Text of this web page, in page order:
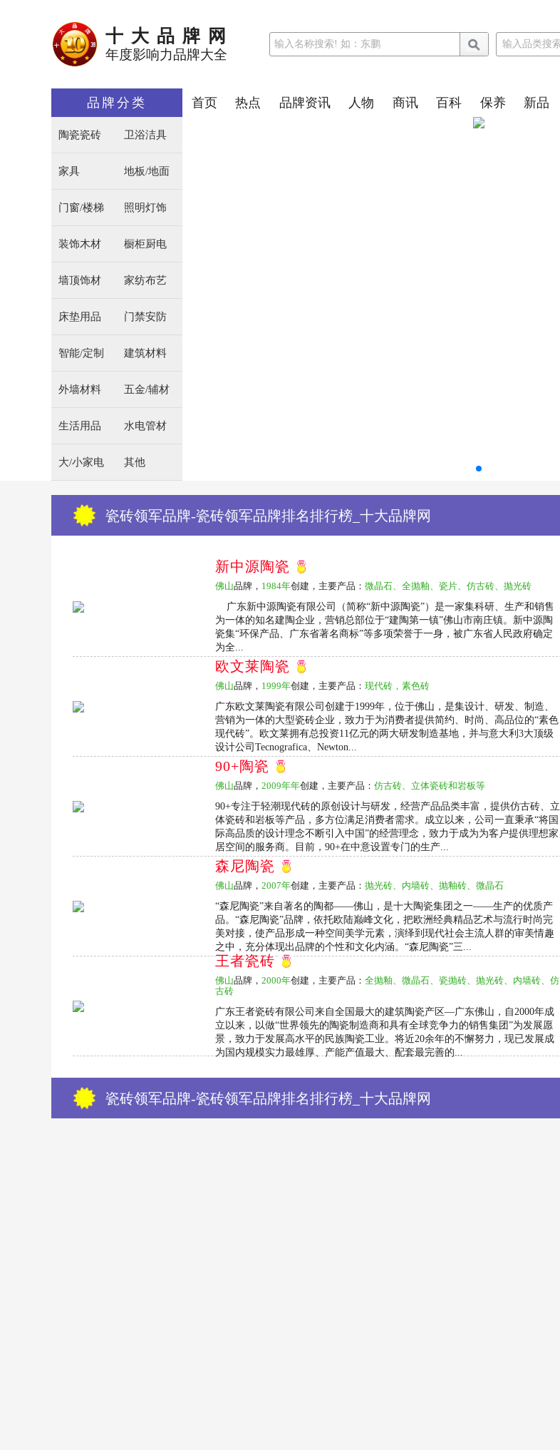
十大品牌网
年度影响力品牌大全
品牌分类
陶瓷瓷砖 卫浴洁具
家具 地板/地面
门窗/楼梯 照明灯饰
装饰木材 橱柜厨电
墙顶饰材 家纺布艺
床垫用品 门禁安防
智能/定制 建筑材料
外墙材料 五金/辅材
生活用品 水电管材
大/小家电 其他
首页 热点 品牌资讯 人物 商讯 百科 保养 新品
瓷砖领军品牌-瓷砖领军品牌排名排行榜_十大品牌网
新中源陶瓷
佛山品牌， 1984年创建，主要产品： 微晶石、全抛釉、瓷片、仿古砖、抛光砖
广东新中源陶瓷有限公司（简称“新中源陶瓷”）是一家集科研、生产和销售
为一体的知名建陶企业，营销总部位于“建陶第一镇”佛山市南庄镇。新中源陶
瓷集“环保产品、广东省著名商标”等多项荣誉于一身，被广东省人民政府确定
为全...
欧文莱陶瓷
佛山品牌， 1999年创建，主要产品： 现代砖，素色砖
广东欧文莱陶瓷有限公司创建于1999年，位于佛山，是集设计、研发、制造、
营销为一体的大型瓷砖企业，致力于为消费者提供简约、时尚、高品位的“素色
现代砖”。欧文莱拥有总投资11亿元的两大研发制造基地，并与意大利3大顶级
设计公司Tecnografica、Newton...
90+陶瓷
佛山品牌， 2009年年创建，主要产品： 仿古砖、立体瓷砖和岩板等
90+专注于轻潮现代砖的原创设计与研发，经营产品品类丰富，提供仿古砖、立
体瓷砖和岩板等产品，多方位满足消费者需求。成立以来，公司一直秉承“将国
际高品质的设计理念不断引入中国”的经营理念，致力于成为为客户提供理想家
居空间的服务商。目前，90+在中意设置专门的生产...
森尼陶瓷
佛山品牌， 2007年创建，主要产品： 抛光砖、内墙砖、抛釉砖、微晶石
“森尼陶瓷”来自著名的陶都——佛山，是十大陶瓷集团之一——生产的优质产
品。“森尼陶瓷”品牌，依托欧陆巅峰文化，把欧洲经典精品艺术与流行时尚完
美对接，使产品形成一种空间美学元素，演绎到现代社会主流人群的审美情趣
之中，充分体现出品牌的个性和文化内涵。“森尼陶瓷”三...
王者瓷砖
佛山品牌， 2000年创建，主要产品： 全抛釉、微晶石、瓷抛砖、抛光砖、内墙砖、仿
古砖
广东王者瓷砖有限公司来自全国最大的建筑陶瓷产区—广东佛山，自2000年成
立以来，以做“世界领先的陶瓷制造商和具有全球竞争力的销售集团”为发展愿
景，致力于发展高水平的民族陶瓷工业。将近20余年的不懈努力，现已发展成
为国内规模实力最雄厚、产能产值最大、配套最完善的...
瓷砖领军品牌-瓷砖领军品牌排名排行榜_十大品牌网